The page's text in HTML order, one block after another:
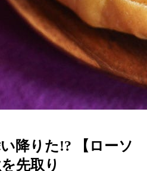
降りた!? 【ローソ
先取り